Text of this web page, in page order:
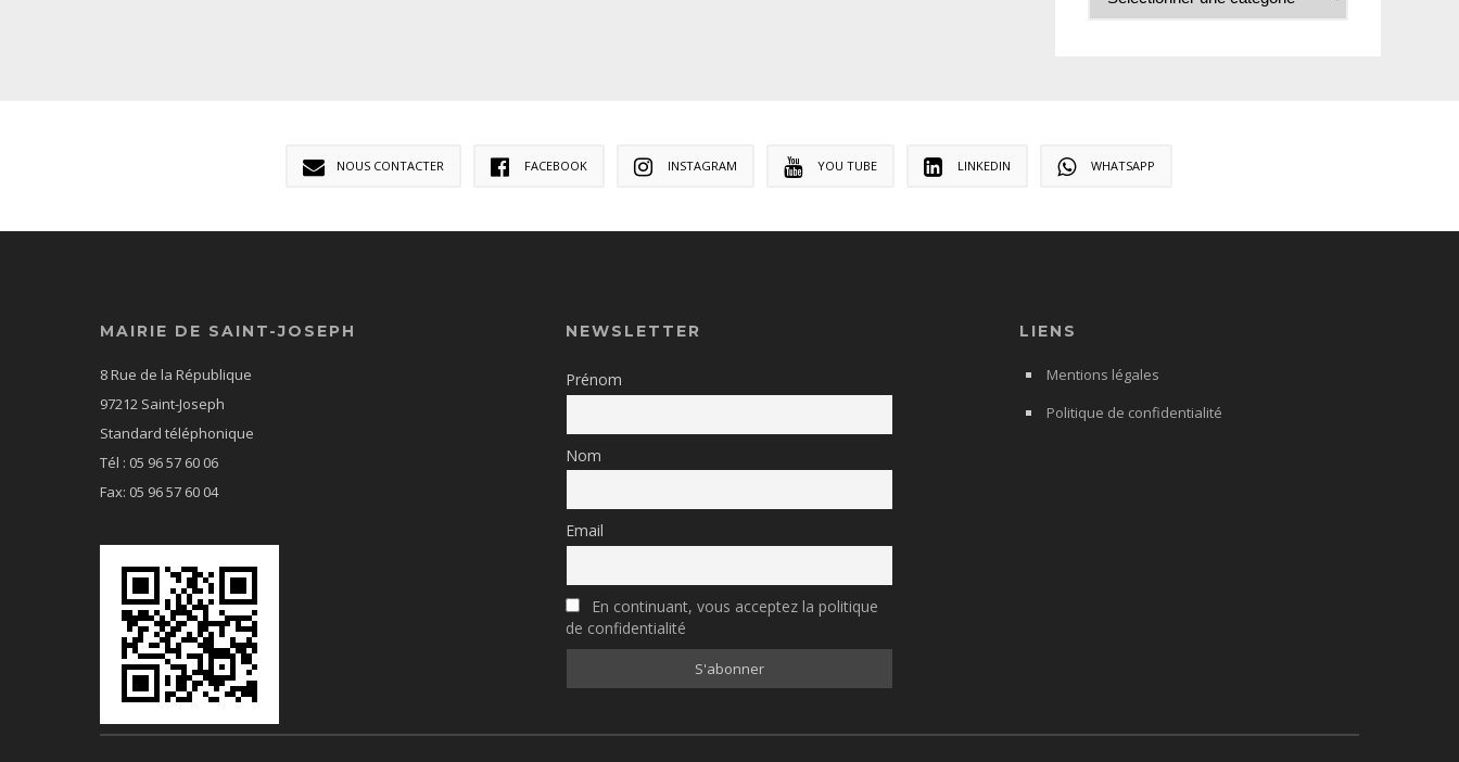
NOUS CONTACTER FACEBOOK INSTAGRAM YOU TUBE LINKEDIN WHATSAPP
MAIRIE DE SAINT-JOSEPH
8 Rue de la République
97212 Saint-Joseph
Standard téléphonique
Tél : 05 96 57 60 06
Fax: 05 96 57 60 04
NEWSLETTER
Prénom
Nom
Email
En continuant, vous acceptez la politique
de confidentialité
LIENS
Mentions légales
Politique de confidentialité